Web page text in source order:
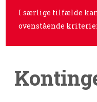
I særlige tilfælde kan
ovenstående